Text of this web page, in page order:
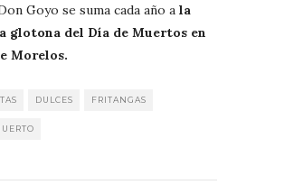
Goyo se suma cada año a la
glotona del Día de Muertos en
Morelos.
DULCES FRITANGAS